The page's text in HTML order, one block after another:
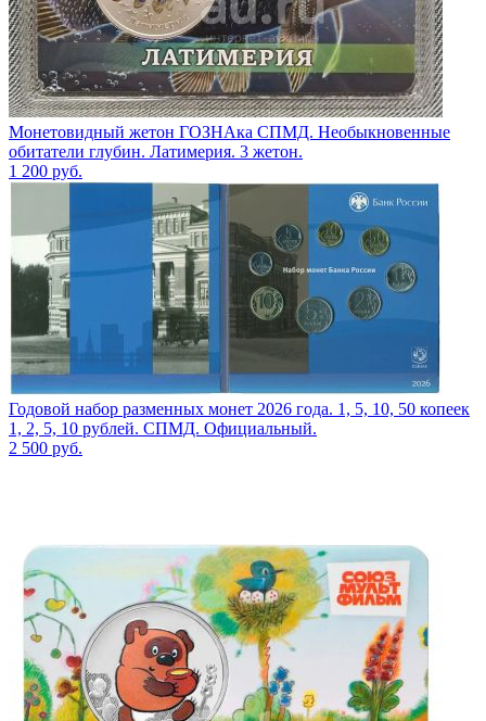
Монетовидный жетон ГОЗНАка СПМД. Необыкновенные
обитатели глубин. Латимерия. 3 жетон.
1 200 руб.
Годовой набор разменных монет 2026 года. 1, 5, 10, 50 копеек
1, 2, 5, 10 рублей. СПМД. Официальный.
2 500 руб.